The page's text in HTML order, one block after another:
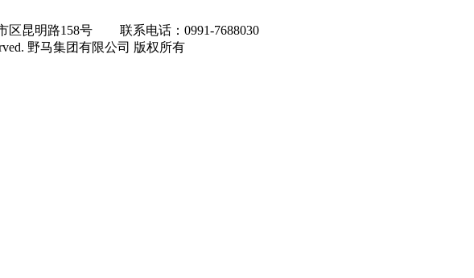
区昆明路158号
联系电话：0991-7688030
野马集团有限公司 版权所有